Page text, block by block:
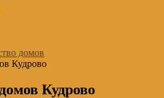
домов
Кудрово
Кудрово